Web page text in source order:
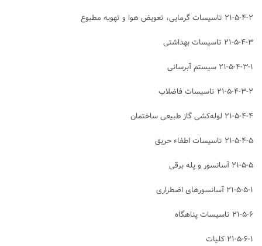
۲۱-۵-۴-۲ تاسیسات گرمایی، تعویض هوا و تهویه مطبوع
۲۱-۵-۴-۳ تاسیسات بهداشتی
۲۱-۵-۴-۳-۱ سیستم آبرسانی
۲۱-۵-۴-۳-۲ تاسیسات فاضلاب
۲۱-۵-۴-۴ لوله‌کشی گاز طبیعی ساختمان
۲۱-۵-۴-۵ تاسیسات اطفاء حریق
۲۱-۵-۵ آسانسور و پله برقی
۲۱-۵-۵-۱ آسانسورهای اضطراری
۲۱-۵-۶ تاسیسات پناهگاه
۲۱-۵-۶-۱ کلیات